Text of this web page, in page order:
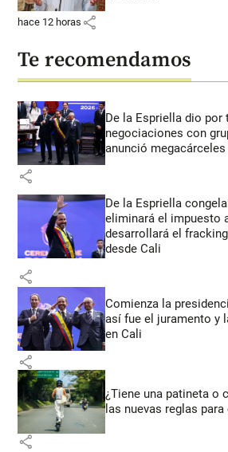
hace 12 horas share
Te recomendamos
De la Espriella dio por
negociaciones con
anunció megacárceles
share
De la Espriella
eliminará el impuesto
desarrollará el
desde Cali
share
Comienza la
así fue el juramento y
en Cali
share
¿Tiene una patineta o
las nuevas reglas
share